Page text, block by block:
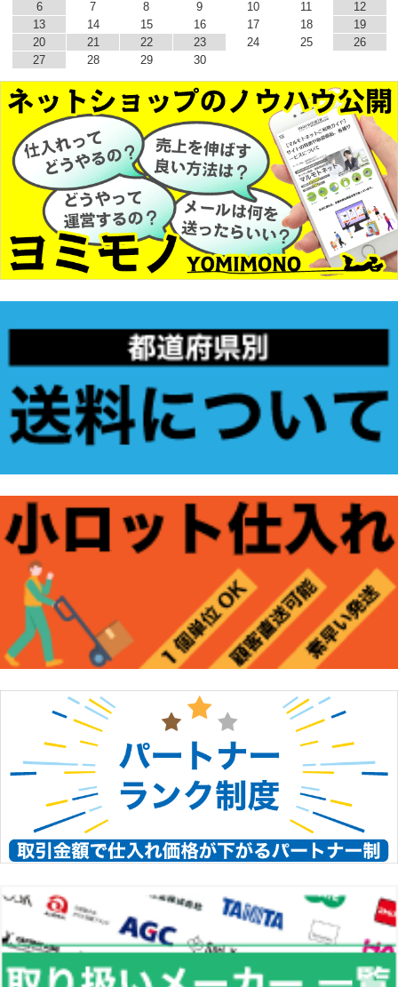
6 7 8 9 10 11
12
13
14 15 16 17 18
19
20
21 22 23 24 25
26
27
28 29 30